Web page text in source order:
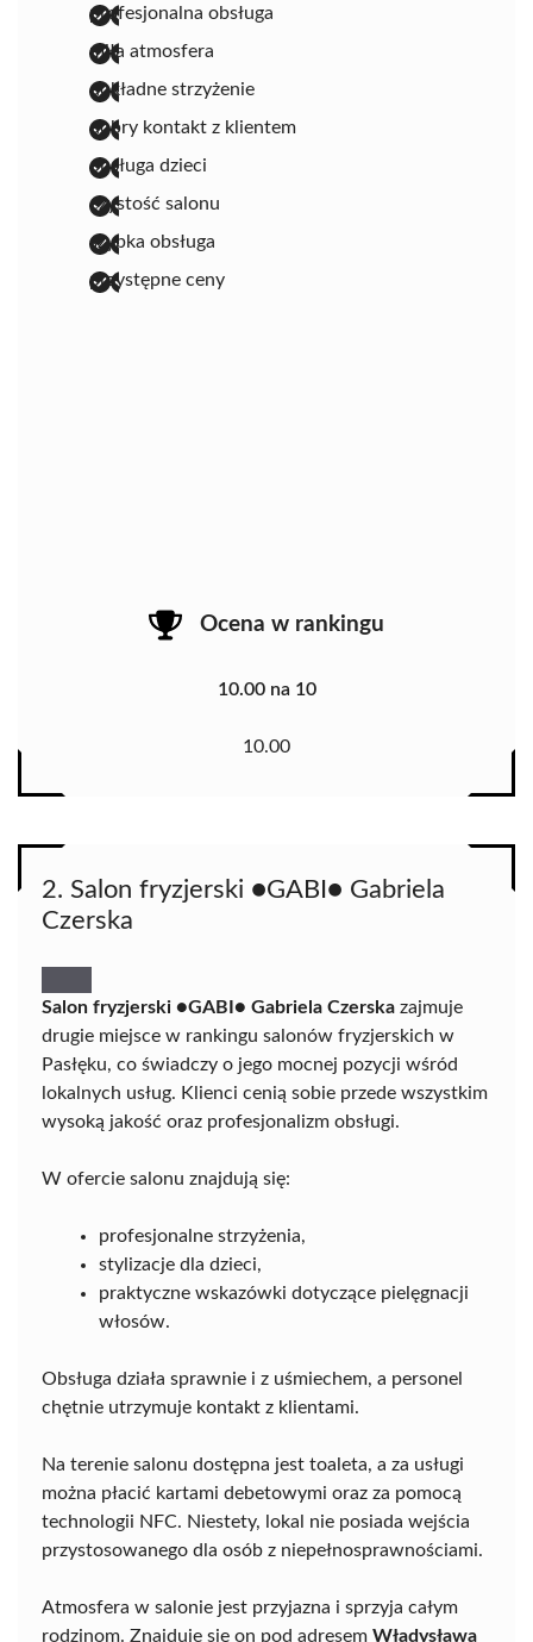
profesjonalna obsługa
miła atmosfera
dokładne strzyżenie
dobry kontakt z klientem
obsługa dzieci
czystość salonu
szybka obsługa
przystępne ceny
Ocena w rankingu
10.00 na 10
10.00
2. Salon fryzjerski ●GABI● Gabriela
Czerska
Salon fryzjerski ●GABI● Gabriela Czerska zajmuje
drugie miejsce w rankingu salonów fryzjerskich w
Pasłęku, co świadczy o jego mocnej pozycji wśród
lokalnych usług. Klienci cenią sobie przede wszystkim
wysoką jakość oraz profesjonalizm obsługi.
W ofercie salonu znajdują się:
profesjonalne strzyżenia,
stylizacje dla dzieci,
praktyczne wskazówki dotyczące pielęgnacji
włosów.
Obsługa działa sprawnie i z uśmiechem, a personel
chętnie utrzymuje kontakt z klientami.
Na terenie salonu dostępna jest toaleta, a za usługi
można płacić kartami debetowymi oraz za pomocą
technologii NFC. Niestety, lokal nie posiada wejścia
przystosowanego dla osób z niepełnosprawnościami.
Atmosfera w salonie jest przyjazna i sprzyja całym
rodzinom. Znajduje się on pod adresem Władysława